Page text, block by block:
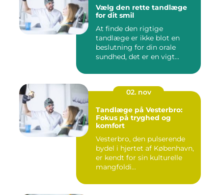
Vælg den rette tandlæge
for dit smil
At finde den rigtige
tandlæge er ikke blot en
beslutning for din orale
sundhed, det er en vigt...
02. nov
Tandlæge på Vesterbro:
Fokus på tryghed og
komfort
Vesterbro, den pulserende
bydel i hjertet af København,
er kendt for sin kulturelle
mangfoldi...